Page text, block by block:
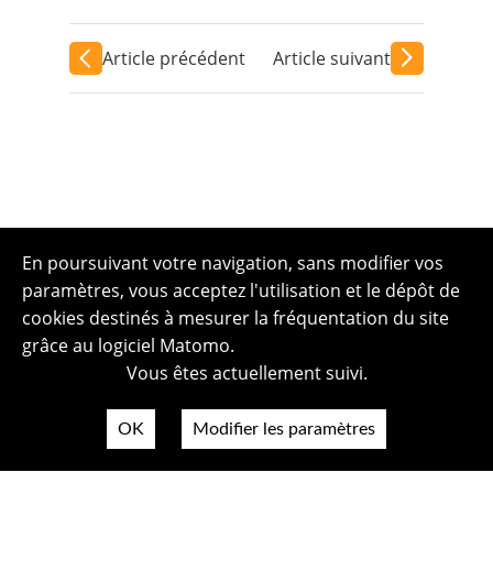
Article précédent Article suivant
En poursuivant votre navigation, sans modifier vos
paramètres, vous acceptez l'utilisation et le dépôt de
cookies destinés à mesurer la fréquentation du site
grâce au logiciel Matomo.
Vous êtes actuellement suivi.
OK Modifier les paramètres